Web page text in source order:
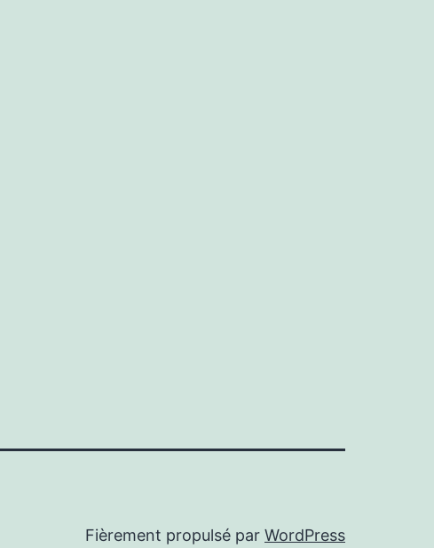
Fièrement propulsé par WordPress